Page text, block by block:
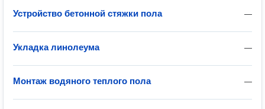
—
Устройство бетонной стяжки пола
—
Укладка линолеума
—
Монтаж водяного теплого пола